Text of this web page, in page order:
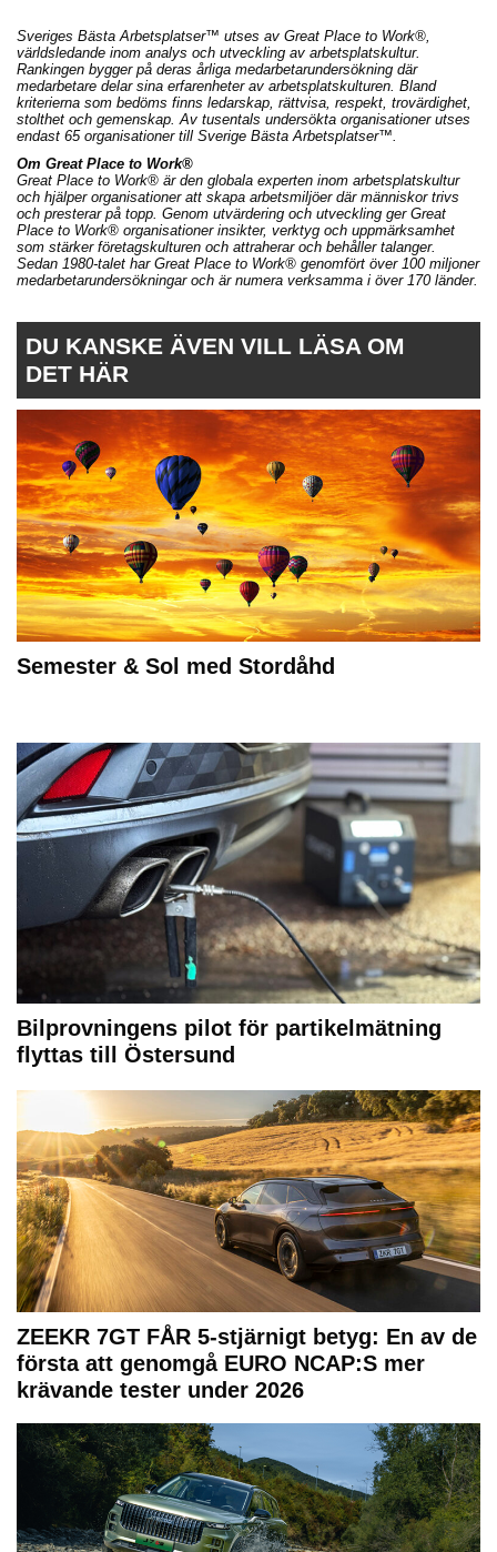
Sveriges Bästa Arbetsplatser™ utses av Great Place to Work®,
världsledande inom analys och utveckling av arbetsplatskultur.
Rankingen bygger på deras årliga medarbetarundersökning där
medarbetare delar sina erfarenheter av arbetsplatskulturen. Bland
kriterierna som bedöms finns ledarskap, rättvisa, respekt, trovärdighet,
stolthet och gemenskap. Av tusentals undersökta organisationer utses
endast 65 organisationer till Sverige Bästa Arbetsplatser™.
Om Great Place to Work®
Great Place to Work® är den globala experten inom arbetsplatskultur
och hjälper organisationer att skapa arbetsmiljöer där människor trivs
och presterar på topp. Genom utvärdering och utveckling ger Great
Place to Work® organisationer insikter, verktyg och uppmärksamhet
som stärker företagskulturen och attraherar och behåller talanger.
Sedan 1980-talet har Great Place to Work® genomfört över 100 miljoner
medarbetarundersökningar och är numera verksamma i över 170 länder.
DU KANSKE ÄVEN VILL LÄSA OM
DET HÄR
Semester & Sol med Stordåhd
Bilprovningens pilot för partikelmätning
flyttas till Östersund
ZEEKR 7GT FÅR 5-stjärnigt betyg: En av de
första att genomgå EURO NCAP:S mer
krävande tester under 2026